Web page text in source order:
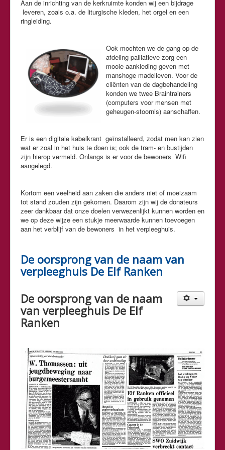
Aan de inrichting van de kerkruimte konden wij een bijdrage
leveren, zoals o.a. de liturgische kleden, het orgel en een
ringleiding.
Ook mochten we de gang op de
afdeling palliatieve zorg een
mooie aankleding geven met
manshoge madelieven. Voor de
cliënten van de dagbehandeling
konden we twee Braintrainers
(computers voor mensen met
geheugen-stoornis) aanschaffen.
Er is een digitale kabelkrant geïnstalleerd, zodat men kan zien
wat er zoal in het huis te doen is; ook de tram- en bustijden
zijn hierop vermeld. Onlangs is er voor de bewoners Wifi
aangelegd.
Kortom een veelheid aan zaken die anders niet of moeizaam
tot stand zouden zijn gekomen. Daarom zijn wij de donateurs
zeer dankbaar dat onze doelen verwezenlijkt kunnen worden en
we op deze wijze een stukje meerwaarde kunnen toevoegen
aan het verblijf van de bewoners in het verpleeghuis.
De oorsprong van de naam van
verpleeghuis De Elf Ranken
De oorsprong van de naam
van verpleeghuis De Elf
Ranken